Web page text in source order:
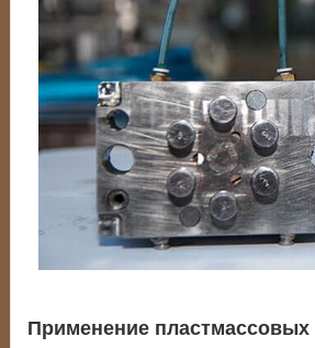
Применение пластмассовых